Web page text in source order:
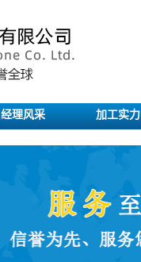
经理风采 加工实力